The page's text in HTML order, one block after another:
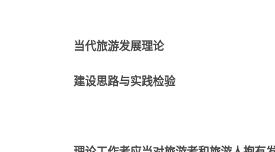
当代旅游发展理论
建设思路与实践检验